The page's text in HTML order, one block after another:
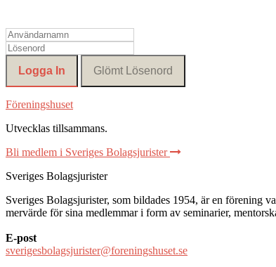
Föreningshuset
Utvecklas tillsammans.
Bli medlem i Sveriges Bolagsjurister
Sveriges Bolagsjurister
Sveriges Bolagsjurister, som bildades 1954, är en förening
mervärde för sina medlemmar i form av seminarier,
E-post
sverigesbolagsjurister@foreningshuset.se